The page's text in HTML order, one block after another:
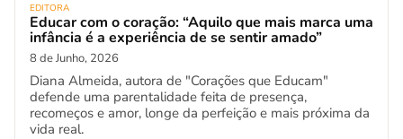
EDITORA
Educar com o coração: “Aquilo que mais marca uma
infância é a experiência de se sentir amado”
8 de Junho, 2026
Diana Almeida, autora de "Corações que Educam"
defende uma parentalidade feita de presença,
recomeços e amor, longe da perfeição e mais próxima da
vida real.